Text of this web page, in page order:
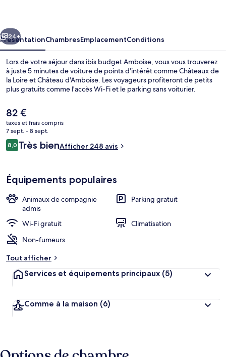
Divers
Suivant
24+
PrésentationChambresEmplacementConditions
Lors de votre séjour dans ibis budget Amboise, vous vous trouverez
à juste 5 minutes de voiture de points d'intérêt comme Châteaux de
la Loire et Château d'Amboise. Les voyageurs profiteront de petits
plus gratuits comme l'accès Wi-Fi et le parking sans voiturier.
Le
prix
actuel
est
de
82 €
taxes et frais compris
7 sept. - 8 sept.
Avis
voyageurs
8,08,0 sur 10
Très bienAfficher 248 avis
Équipements populaires
Animaux de compagnie
admis
Parking gratuit
Wi-Fi gratuit
Climatisation
Non-fumeurs
Tout afficher
Services et équipements principaux (5)
Comme à la maison (6)